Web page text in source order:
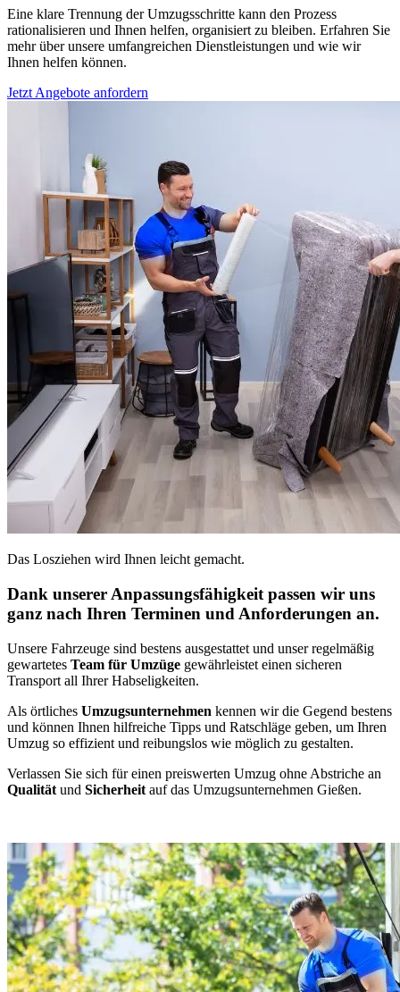
Eine klare Trennung der Umzugsschritte kann den Prozess
rationalisieren und Ihnen helfen, organisiert zu bleiben. Erfahren Sie
mehr über unsere umfangreichen Dienstleistungen und wie wir
Ihnen helfen können.
Jetzt Angebote anfordern
Das Losziehen wird Ihnen leicht gemacht.
Dank unserer Anpassungsfähigkeit passen wir uns
ganz nach Ihren Terminen und Anforderungen an.
Unsere Fahrzeuge sind bestens ausgestattet und unser regelmäßig
gewartetes Team für Umzüge gewährleistet einen sicheren
Transport all Ihrer Habseligkeiten.
Als örtliches Umzugsunternehmen kennen wir die Gegend bestens
und können Ihnen hilfreiche Tipps und Ratschläge geben, um Ihren
Umzug so effizient und reibungslos wie möglich zu gestalten.
Verlassen Sie sich für einen preiswerten Umzug ohne Abstriche an
Qualität und Sicherheit auf das Umzugsunternehmen Gießen.